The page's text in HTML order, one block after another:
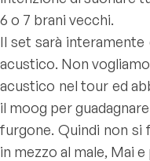
6 o 7 brani vecchi.
Il set sarà
acustico. Non
acustico nel tour ed
il moog per
furgone. Quindi non si
in mezzo al male, Mai